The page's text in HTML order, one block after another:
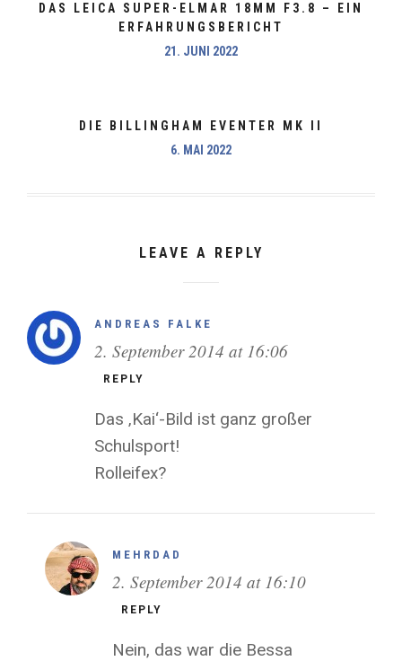
DAS LEICA SUPER-ELMAR 18MM F3.8 – EIN
ERFAHRUNGSBERICHT
21. JUNI 2022
DIE BILLINGHAM EVENTER MK II
6. MAI 2022
LEAVE A REPLY
ANDREAS FALKE
2. September 2014 at 16:06
REPLY
Das ‚Kai‘-Bild ist ganz großer
Schulsport!
Rolleifex?
MEHRDAD
2. September 2014 at 16:10
REPLY
Nein, das war die Bessa